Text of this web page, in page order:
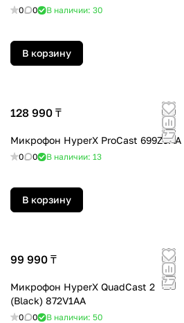
0 0 В наличии: 30
В корзину
128 990 ₸
Микрофон HyperX ProCast 699Z0AA
0 0 В наличии: 13
В корзину
99 990 ₸
Микрофон HyperX QuadCast 2
(Black) 872V1AA
0 0 В наличии: 50